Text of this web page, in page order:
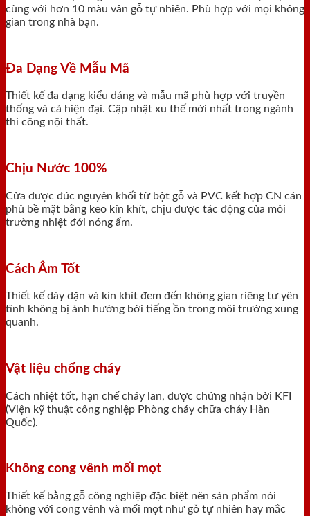
cùng với hơn 10 màu vân gỗ tự nhiên. Phù hợp với mọi không
gian trong nhà bạn.
Đa Dạng Về Mẫu Mã
Thiết kế đa dạng kiểu dáng và mẫu mã phù hợp với truyền
thống và cả hiện đại. Cập nhật xu thế mới nhất trong ngành
thi công nội thất.
Chịu Nước 100%
Cửa được đúc nguyên khối từ bột gỗ và PVC kết hợp CN cán
phủ bề mặt bằng keo kín khít, chịu được tác động của môi
trường nhiệt đới nóng ẩm.
Cách Âm Tốt
Thiết kế dày dặn và kín khít đem đến không gian riêng tư yên
tĩnh không bị ảnh hưởng bới tiếng ồn trong môi trường xung
quanh.
Vật liệu chống cháy
Cách nhiệt tốt, hạn chế cháy lan, được chứng nhận bởi KFI
(Viện kỹ thuật công nghiệp Phòng cháy chữa cháy Hàn
Quốc).
Không cong vênh mối mọt
Thiết kế bằng gỗ công nghiệp đặc biệt nên sản phẩm nói
không với cong vênh và mối mọt như gỗ tự nhiên hay mắc